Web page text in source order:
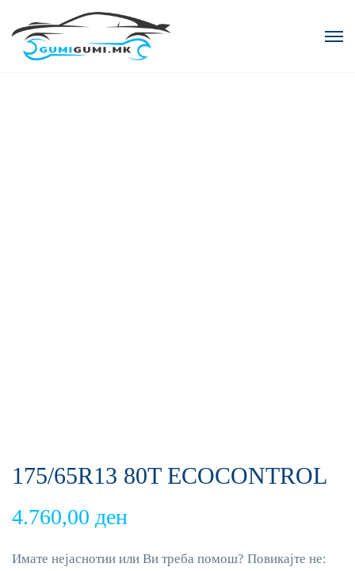
175/65R13 80T ECOCONTROL
4.760,00 ден
Имате нејаснотии или Ви треба помош? Повикајте не: